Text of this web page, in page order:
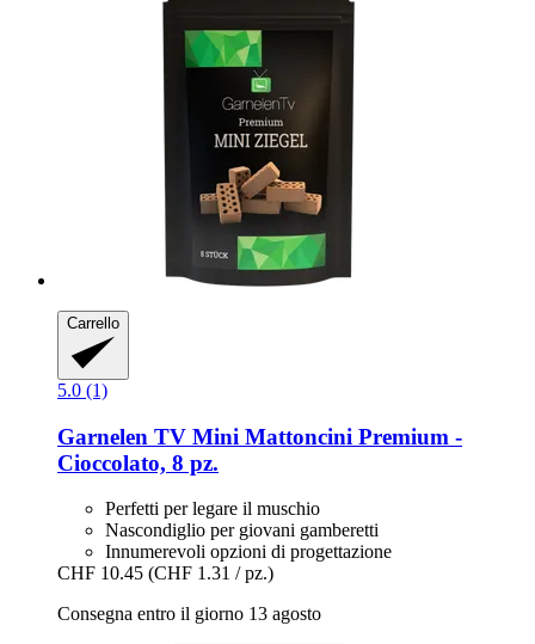
Carrello
5.0 (1)
Garnelen TV Mini Mattoncini Premium -​
Cioccolato, 8 pz.
Perfetti per legare il muschio
Nascondiglio per giovani gamberetti
Innumerevoli opzioni di progettazione
CHF 10.45 (CHF 1.31 / pz.)
Consegna entro il giorno 13 agosto